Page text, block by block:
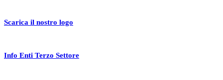
Scarica il nostro logo
Info Enti Terzo Settore